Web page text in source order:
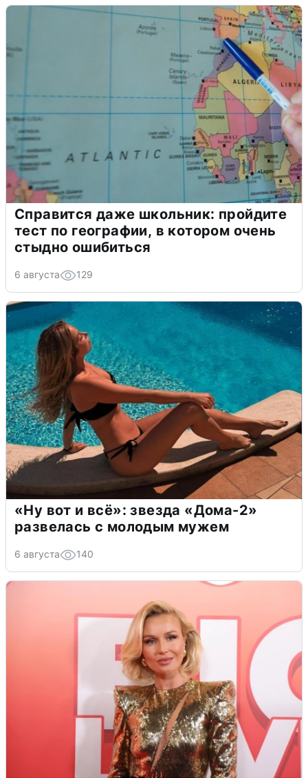
Справится даже школьник: пройдите
тест по географии, в котором очень
стыдно ошибиться
6 августа 129
«Ну вот и всё»: звезда «Дома-2»
развелась с молодым мужем
6 августа 140